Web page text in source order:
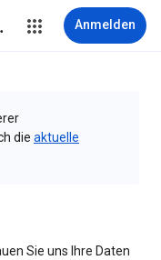
Anmelden
die aktuelle
Sie uns Ihre Daten